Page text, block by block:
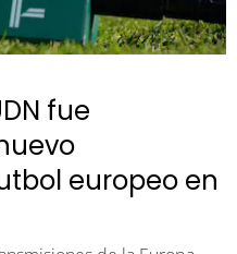
fue
europeo en